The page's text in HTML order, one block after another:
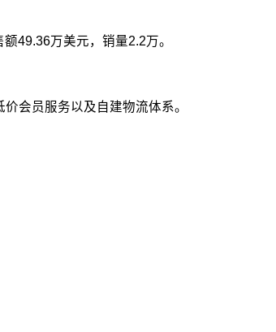
49.36万美元，销量2.2万。
会员服务以及自建物流体系。